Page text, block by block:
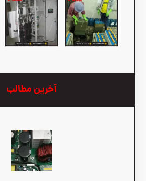
آخرین مطالب